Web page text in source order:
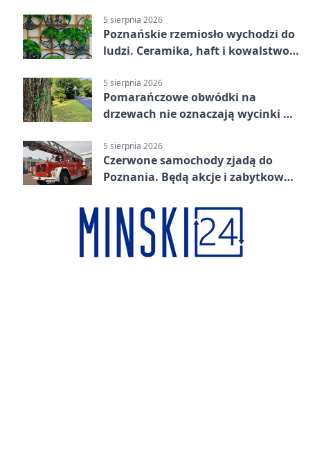
5 sierpnia 2026
Poznańskie rzemiosło wychodzi do
ludzi. Ceramika, haft i kowalstwo
5 sierpnia 2026
Pomarańczowe obwódki na
drzewach nie oznaczają wycinki w
5 sierpnia 2026
Czerwone samochody zjadą do
Poznania. Będą akcje i zabytkowa